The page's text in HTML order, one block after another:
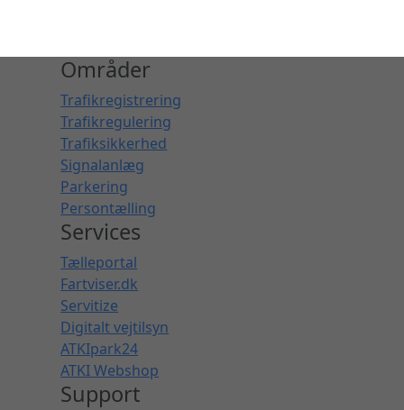
Områder
Trafikregistrering
Trafikregulering
Trafiksikkerhed
Signalanlæg
Parkering
Persontælling
Services
Tælleportal
Fartviser.dk
Servitize
Digitalt vejtilsyn
ATKIpark24
ATKI Webshop
Support